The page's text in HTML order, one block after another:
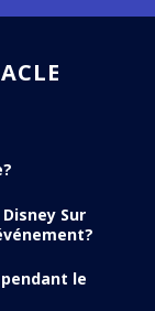
Sur
le